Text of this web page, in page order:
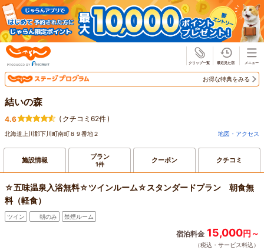
お得な特典をみる
結いの森
4.6 ( クチコミ62件)
北海道上川郡下川町南町８９番地２ 地図・アクセス
施設情報 プラン
1件 クーポン クチコミ
☆五味温泉入浴無料☆ツインルーム☆スタンダードプラン 朝食無
料（軽食）
ツイン 朝のみ 禁煙ルーム
宿泊料金 15,000円～
（税込・サービス料込）